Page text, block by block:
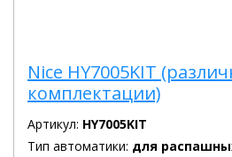
Nice HY7005KIT
комплектации)
Артикул: HY7005KIT
Тип автоматики: для